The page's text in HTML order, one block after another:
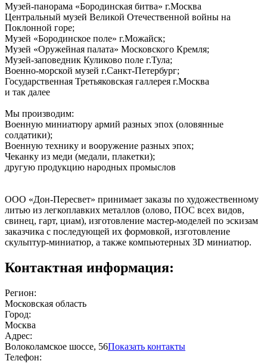
Музей-панорама «Бородинская битва» г.Москва
Центральный музей Великой Отечественной войны на
Поклонной горе;
Музей «Бородинское поле» г.Можайск;
Музей «Оружейная палата» Московского Кремля;
Музей-заповедник Куликово поле г.Тула;
Военно-морской музей г.Санкт-Петербург;
Государственная Третьяковская галлерея г.Москва
и так далее
Мы производим:
Военную миниатюру армий разных эпох (оловянные
солдатики);
Военную технику и вооружение разных эпох;
Чеканку из меди (медали, плакетки);
другую продукцию народных промыслов
ООО «Дон-Пересвет» принимает заказы по художественному
литью из легкоплавких металлов (олово, ПОС всех видов,
свинец, гарт, циам), изготовление мастер-моделей по эскизам
заказчика с последующей их формовкой, изготовление
скульптур-миниатюр, а также компьютерных 3D миниатюр.
Контактная информация:
Регион:
Московская область
Город:
Москва
Адрес:
Волоколамское шоссе, 56Показать контакты
Телефон: